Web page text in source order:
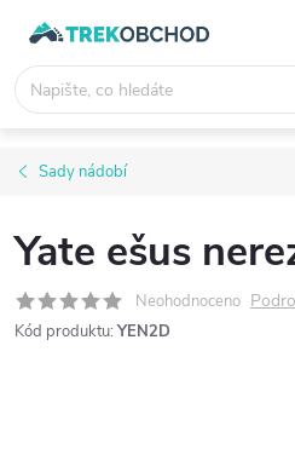
obsah
Sady nádobí
Yate ešus
Neohodnoceno
Kód produktu: YEN2D